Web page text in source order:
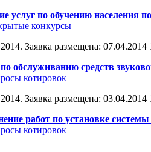
услуг по обучению населения
конкурсы
Заявка размещена: 07.04.2014
обслуживанию средств
котировок
Заявка размещена: 03.04.2014
работ по установке
котировок